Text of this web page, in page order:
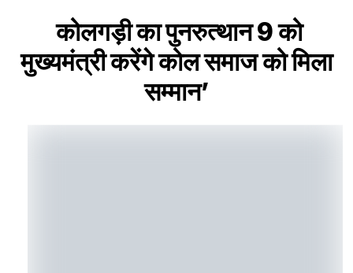
कोलगड़ी का पुनरुत्थान 9 को
मुख्यमंत्री करेंगे कोल समाज को मिला
सम्मान’